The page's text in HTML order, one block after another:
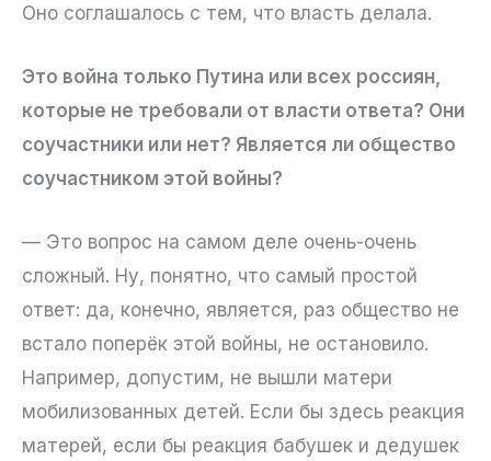
Оно соглашалось с тем, что власть делала.
Это война только Путина или всех россиян,
которые не требовали от власти ответа? Они
соучастники или нет? Является ли общество
соучастником этой войны?
— Это вопрос на самом деле очень-очень
сложный. Ну, понятно, что самый простой
ответ: да, конечно, является, раз общество не
встало поперёк этой войны, не остановило.
Например, допустим, не вышли матери
мобилизованных детей. Если бы здесь реакция
матерей, если бы реакция бабушек и дедушек